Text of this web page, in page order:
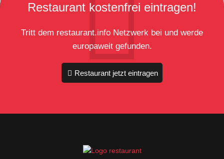
Restaurant kostenfrei eintragen!
Tritt dem restaurant.info Netzwerk bei und werde
europaweit gefunden.
Restaurant jetzt eintragen